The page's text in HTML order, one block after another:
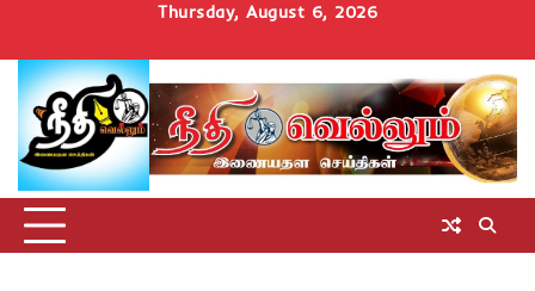
content
Thursday, August 6, 2026
Homeசெய்திகள்
தமிழ்நாடுமாவட்டச்செய்திகள்
அரசியல்ஆன்மிகம்
சட்டம்
அறிவோம்
சினிமாUncategorized